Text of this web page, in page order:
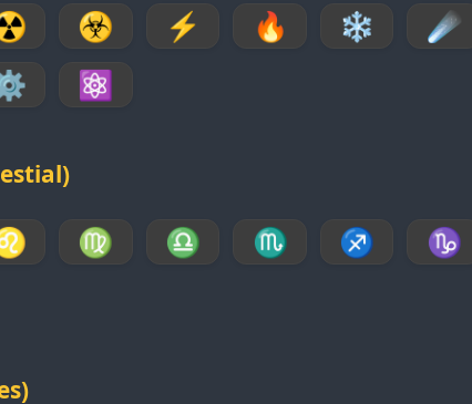
☣ ⚡ 🔥 ❄ ☄
⚛
♍ ♎ ♏ ♐ ♑